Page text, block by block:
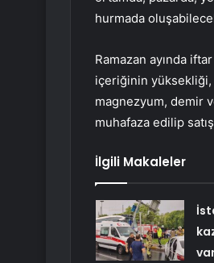
hurmada
Ramazan ayında
içeriğinin yüksekliği,
magnezyum, demir
muhafaza edilip
İlgili Makaleler